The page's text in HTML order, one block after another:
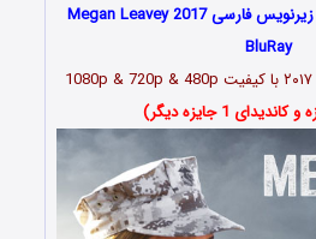
دانلود فیلم مگان لیوی با زیرنویس فارسی Megan Leavey 2017
BluRay